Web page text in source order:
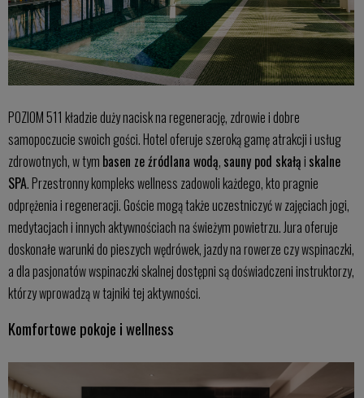
POZIOM 511 kładzie duży nacisk na regenerację, zdrowie i dobre
samopoczucie swoich gości. Hotel oferuje szeroką gamę atrakcji i usług
zdrowotnych, w tym basen ze źródlana wodą, sauny pod skałąi skalne
SPA. Przestronny kompleks wellness zadowoli każdego, kto pragnie
odprężenia i regeneracji. Goście mogą także uczestniczyć w zajęciach jogi,
medytacjach i innych aktywnościach na świeżym powietrzu. Jura oferuje
doskonałe warunki do pieszych wędrówek, jazdy na rowerze czy wspinaczki,
a dla pasjonatów wspinaczki skalnej dostępni są doświadczeni instruktorzy,
którzy wprowadzą w tajniki tej aktywności.
Komfortowe pokoje i wellness